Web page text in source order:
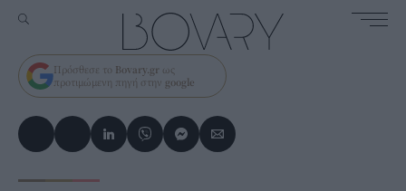
Πρόσθεσε το Bovary.gr ως
προτιμώμενη πηγή στην google